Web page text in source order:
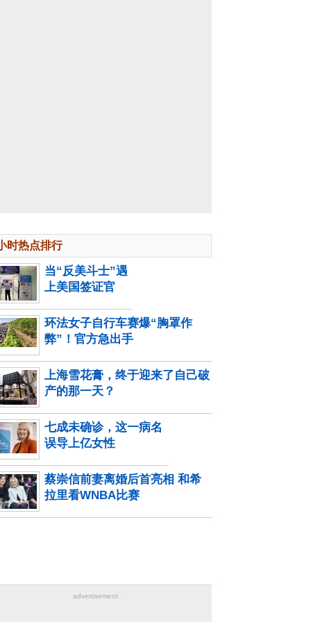
时热点排行
当“反美斗士”遇
上美国签证官
环法女子自行车赛爆“胸罩作
弊”！官方急出手
上海雪花膏，终于迎来了自己破
产的那一天？
七成未确诊，这一病名
误导上亿女性
蔡崇信前妻离婚后首亮相 和希
拉里看WNBA比赛
advertisement